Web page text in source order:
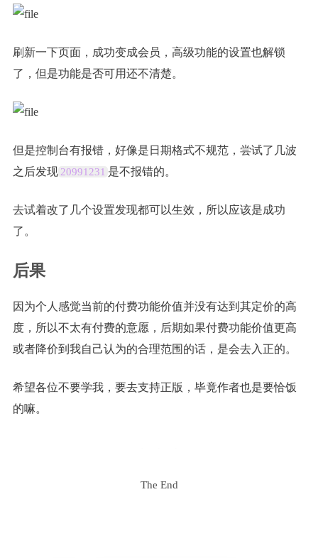
刷新一下页面，成功变成会员，高级功能的设置也解锁
了，但是功能是否可用还不清楚。
但是控制台有报错，好像是日期格式不规范，尝试了几波
之后发现 20991231 是不报错的。
去试着改了几个设置发现都可以生效，所以应该是成功
了。
后果
因为个人感觉当前的付费功能价值并没有达到其定价的高
度，所以不太有付费的意愿，后期如果付费功能价值更高
或者降价到我自己认为的合理范围的话，是会去入正的。
希望各位不要学我，要去支持正版，毕竟作者也是要恰饭
的嘛。
The End